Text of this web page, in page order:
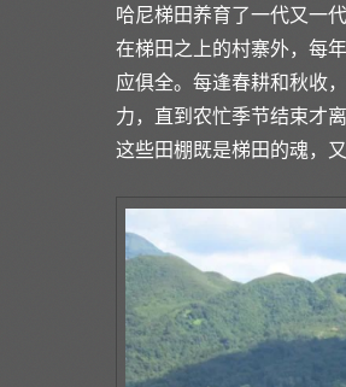
哈尼梯田养育了一代又一
在梯田之上的村寨外，每
应俱全。每逢春耕和秋收
力，直到农忙季节结束才
这些田棚既是梯田的魂，